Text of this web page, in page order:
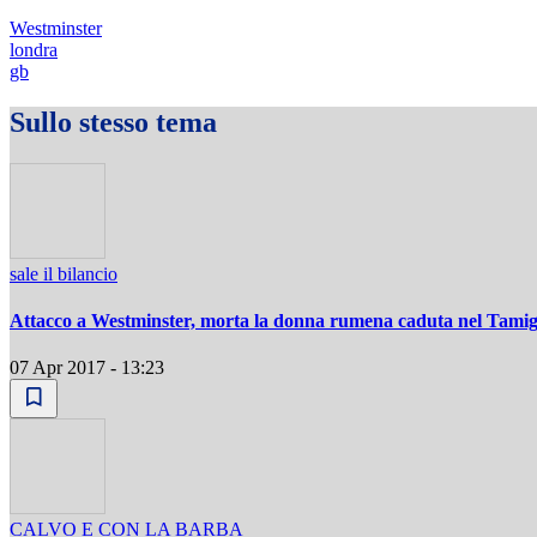
Westminster
londra
gb
Sullo stesso tema
sale il bilancio
Attacco a Westminster, morta la donna rumena caduta nel
07 Apr 2017 - 13:23
CALVO E CON LA BARBA